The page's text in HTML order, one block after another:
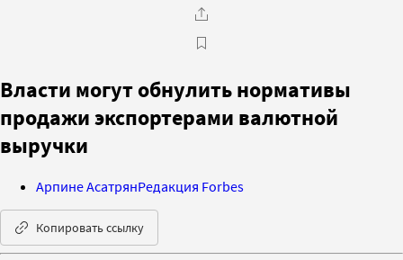
Власти могут обнулить нормативы
продажи экспортерами валютной
выручки
Арпине АсатрянРедакция Forbes
Копировать ссылку